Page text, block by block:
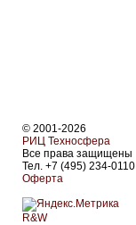
© 2001-2026
РИЦ Техносфера
Все права защищены
Тел. +7 (495) 234-0110
Оферта
R&W